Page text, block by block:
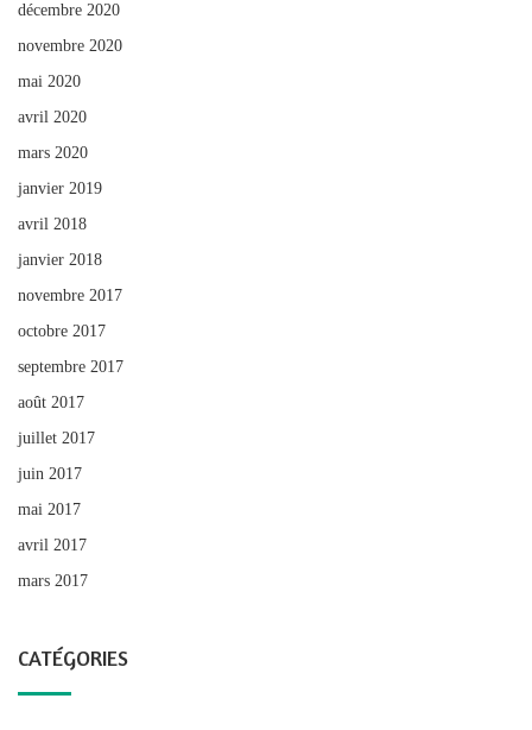
décembre 2020
novembre 2020
mai 2020
avril 2020
mars 2020
janvier 2019
avril 2018
janvier 2018
novembre 2017
octobre 2017
septembre 2017
août 2017
juillet 2017
juin 2017
mai 2017
avril 2017
mars 2017
CATÉGORIES